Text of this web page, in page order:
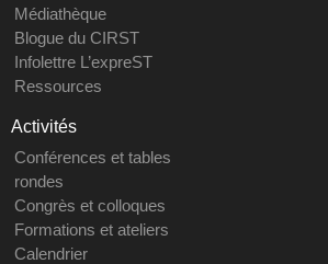
Médiathèque
Blogue du CIRST
Infolettre L’expreST
Ressources
Activités
Conférences et tables
rondes
Congrès et colloques
Formations et ateliers
Calendrier